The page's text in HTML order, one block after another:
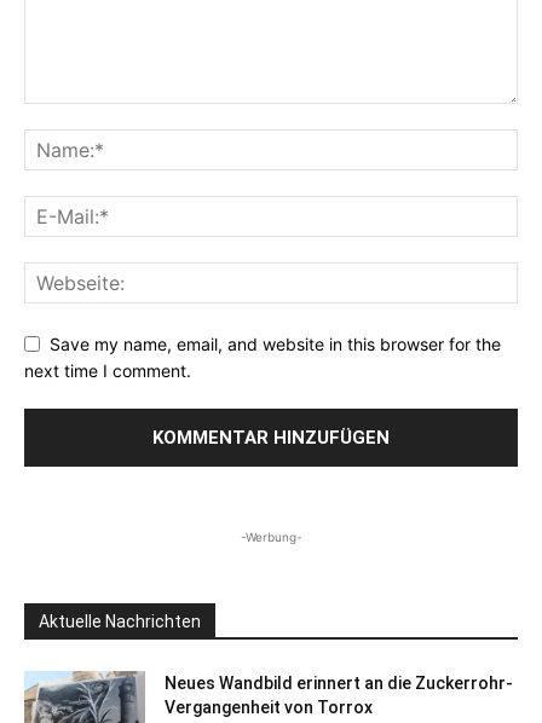
Save my name, email, and website in this browser for the
next time I comment.
-Werbung-
Aktuelle Nachrichten
Neues Wandbild erinnert an die Zuckerrohr-
Vergangenheit von Torrox